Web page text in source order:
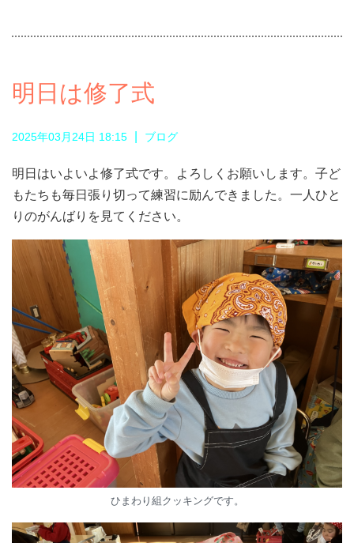
明日は修了式
2025年03月24日 18:15 ブログ
明日はいよいよ修了式です。よろしくお願いします。子ど
もたちも毎日張り切って練習に励んできました。一人ひと
りのがんばりを見てください。
ひまわり組クッキングです。